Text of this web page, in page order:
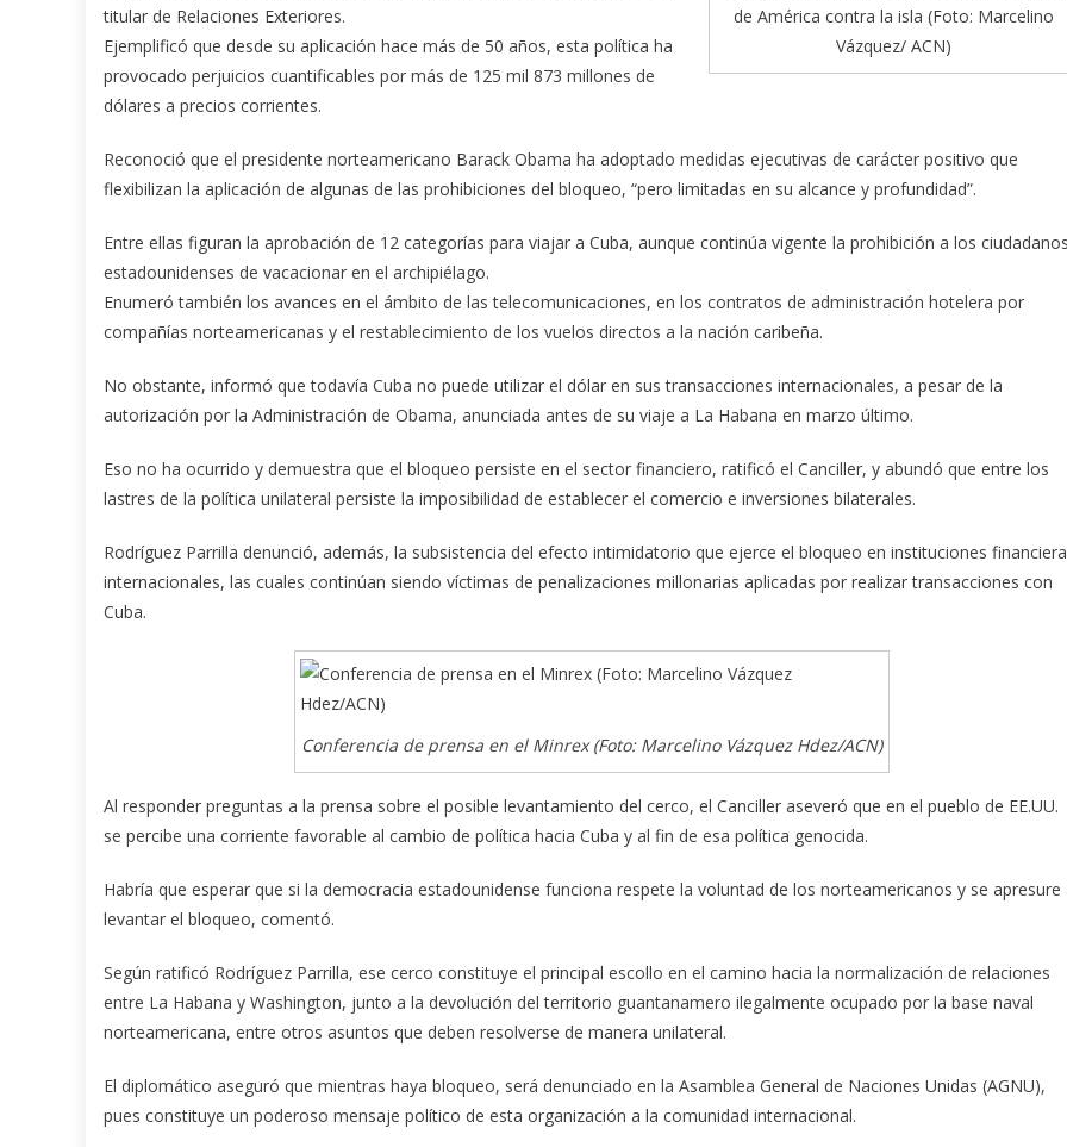
de América contra la isla (Foto: Marcelino
Vázquez/ ACN)
titular de Relaciones Exteriores.
Ejemplificó que desde su aplicación hace más de 50 años, esta política ha
provocado perjuicios cuantificables por más de 125 mil 873 millones de
dólares a precios corrientes.
Reconoció que el presidente norteamericano Barack Obama ha adoptado medidas ejecutivas de carácter positivo que
flexibilizan la aplicación de algunas de las prohibiciones del bloqueo, “pero limitadas en su alcance y profundidad”.
Entre ellas figuran la aprobación de 12 categorías para viajar a Cuba, aunque continúa vigente la prohibición a los
estadounidenses de vacacionar en el archipiélago.
Enumeró también los avances en el ámbito de las telecomunicaciones, en los contratos de administración hotelera por
compañías norteamericanas y el restablecimiento de los vuelos directos a la nación caribeña.
No obstante, informó que todavía Cuba no puede utilizar el dólar en sus transacciones internacionales, a pesar de la
autorización por la Administración de Obama, anunciada antes de su viaje a La Habana en marzo último.
Eso no ha ocurrido y demuestra que el bloqueo persiste en el sector financiero, ratificó el Canciller, y abundó que entre los
lastres de la política unilateral persiste la imposibilidad de establecer el comercio e inversiones bilaterales.
Rodríguez Parrilla denunció, además, la subsistencia del efecto intimidatorio que ejerce el bloqueo en instituciones
internacionales, las cuales continúan siendo víctimas de penalizaciones millonarias aplicadas por realizar transacciones con
Cuba.
Conferencia de prensa en el Minrex (Foto: Marcelino Vázquez Hdez/ACN)
Al responder preguntas a la prensa sobre el posible levantamiento del cerco, el Canciller aseveró que en el pueblo de EE.UU.
se percibe una corriente favorable al cambio de política hacia Cuba y al fin de esa política genocida.
Habría que esperar que si la democracia estadounidense funciona respete la voluntad de los norteamericanos y se apresure
levantar el bloqueo, comentó.
Según ratificó Rodríguez Parrilla, ese cerco constituye el principal escollo en el camino hacia la normalización de relaciones
entre La Habana y Washington, junto a la devolución del territorio guantanamero ilegalmente ocupado por la base naval
norteamericana, entre otros asuntos que deben resolverse de manera unilateral.
El diplomático aseguró que mientras haya bloqueo, será denunciado en la Asamblea General de Naciones Unidas (AGNU),
pues constituye un poderoso mensaje político de esta organización a la comunidad internacional.